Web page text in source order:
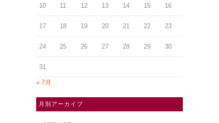
10 11 12 13 14 15 16
17 18 19 20 21 22 23
24 25 26 27 28 29 30
31
« 7月
月別アーカイブ